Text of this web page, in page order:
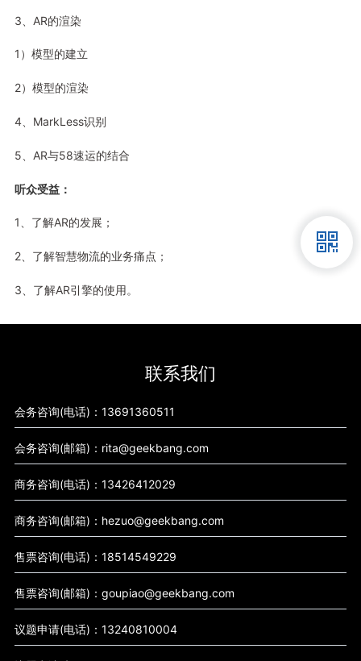
3、AR的渲染
1）模型的建立
2）模型的渲染
4、MarkLess识别
5、AR与58速运的结合
听众受益：
1、了解AR的发展；
2、了解智慧物流的业务痛点；
3、了解AR引擎的使用。
联系我们
会务咨询(电话)：13691360511
会务咨询(邮箱)：rita@geekbang.com
商务咨询(电话)：13426412029
商务咨询(邮箱)：hezuo@geekbang.com
售票咨询(电话)：18514549229
售票咨询(邮箱)：goupiao@geekbang.com
议题申请(电话)：13240810004